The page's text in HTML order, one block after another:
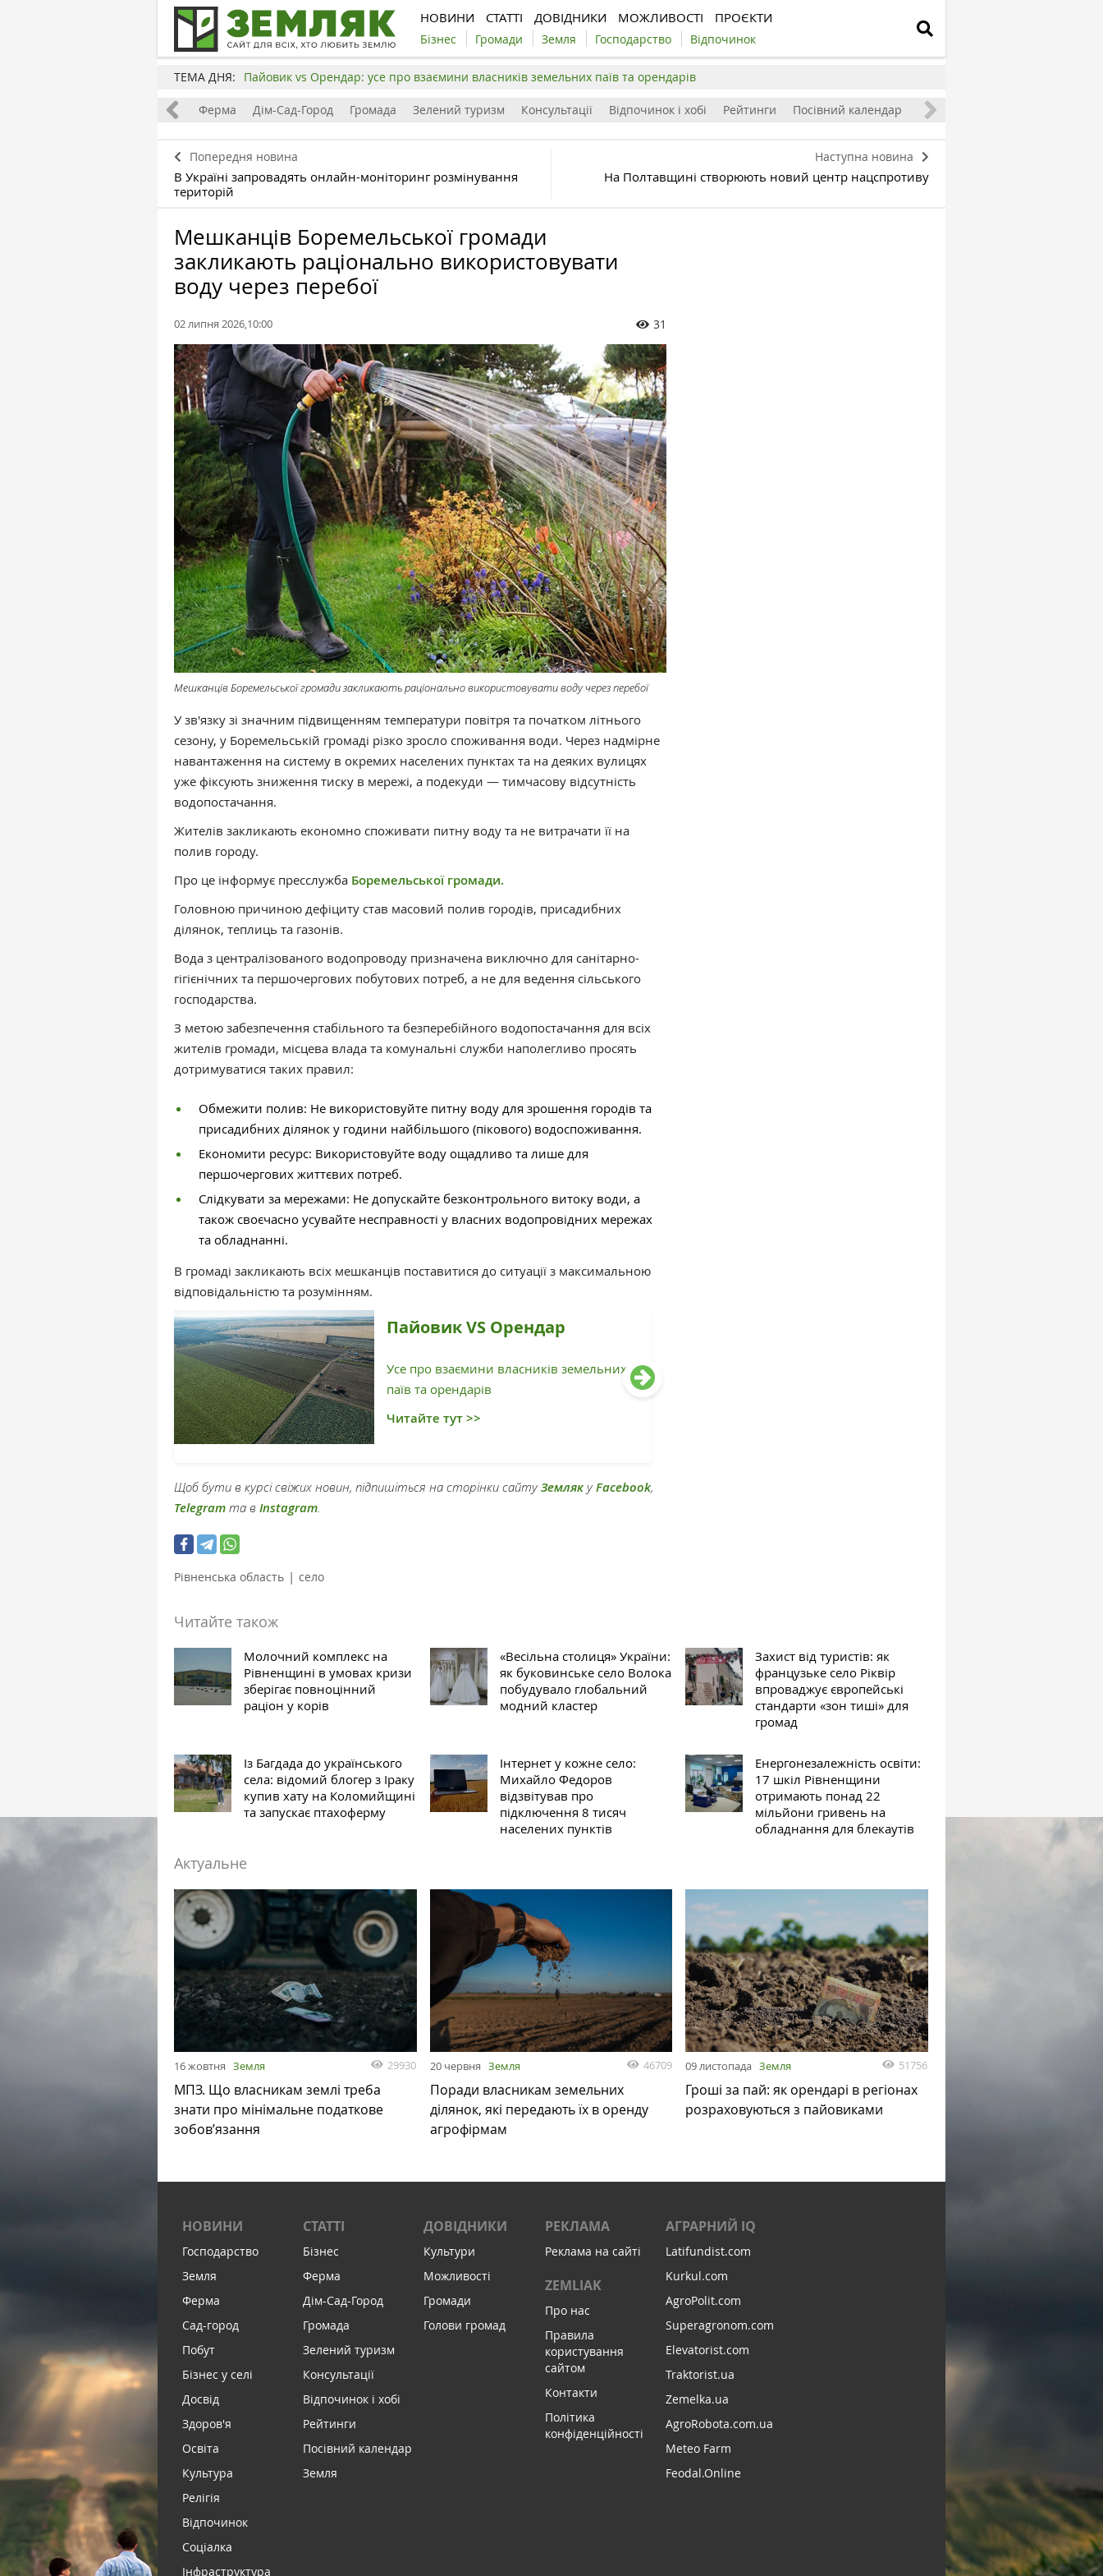
НОВИНИ СТАТТІ ДОВІДНИКИ МОЖЛИВОСТІ ПРОЄКТИ
Бізнес Громади Земля Господарство Відпочинок
ТЕМА ДНЯ: Пайовик vs Орендар: усе про взаємини власників земельних паїв та орендарів
Бізнес Ферма Дім-Сад-Город Громада Зелений туризм Консультації Відпочинок і хобі Рейтинги Посівний календар
Попередня новина
В Україні запровадять онлайн-моніторинг розмінування
територій
Наступна новина
На Полтавщині створюють новий центр нацспротиву
Мешканців Боремельської громади
закликають раціонально використовувати
воду через перебої
02 липня 2026,10:00 31
Мешканців Боремельської громади закликають раціонально використовувати воду через перебої
У зв'язку зі значним підвищенням температури повітря та початком літнього
сезону, у Боремельській громаді різко зросло споживання води. Через надмірне
навантаження на систему в окремих населених пунктах та на деяких вулицях
уже фіксують зниження тиску в мережі, а подекуди — тимчасову відсутність
водопостачання.
Жителів закликають економно споживати питну воду та не витрачати її на
полив городу.
Про це інформує пресслужба Боремельської громади.
Головною причиною дефіциту став масовий полив городів, присадибних
ділянок, теплиць та газонів.
Вода з централізованого водопроводу призначена виключно для санітарно-
гігієнічних та першочергових побутових потреб, а не для ведення сільського
господарства.
З метою забезпечення стабільного та безперебійного водопостачання для всіх
жителів громади, місцева влада та комунальні служби наполегливо просять
дотримуватися таких правил:
Обмежити полив: Не використовуйте питну воду для зрошення городів та
присадибних ділянок у години найбільшого (пікового) водоспоживання.
Економити ресурс: Використовуйте воду ощадливо та лише для
першочергових життєвих потреб.
Слідкувати за мережами: Не допускайте безконтрольного витоку води, а
також своєчасно усувайте несправності у власних водопровідних мережах
та обладнанні.
В громаді закликають всіх мешканців поставитися до ситуації з максимальною
відповідальністю та розумінням.
Пайовик VS Орендар
Усе про взаємини власників земельних
паїв та орендарів
Читайте тут >>
Щоб бути в курсі свіжих новин, підпишіться на сторінки сайтуЗемлякуFacebook,
Telegram та в Instagram.
Рівненська область | село
Читайте також
Молочний комплекс на
Рівненщині в умовах кризи
зберігає повноцінний
раціон у корів
«Весільна столиця» України:
як буковинське село Волока
побудувало глобальний
модний кластер
Захист від туристів: як
французьке село Ріквір
впроваджує європейські
стандарти «зон тиші» для
громад
Із Багдада до українського
села: відомий блогер з Іраку
купив хату на Коломийщині
та запускає птахоферму
Інтернет у кожне село:
Михайло Федоров
відзвітував про
підключення 8 тисяч
населених пунктів
Енергонезалежність освіти:
17 шкіл Рівненщини
отримають понад 22
мільйони гривень на
обладнання для блекаутів
Актуальне
16 жовтня Земля 29930
МПЗ. Що власникам землі треба
знати про мінімальне податкове
зобов’язання
20 червня Земля 46709
Поради власникам земельних
ділянок, які передають їх в оренду
агрофірмам
09 листопада Земля 51756
Гроші за пай: як орендарі в регіонах
розраховуються з пайовиками
НОВИНИ
Господарство
Земля
Ферма
Сад-город
Побут
Бізнес у селі
Досвід
Здоров'я
Освіта
Культура
Релігія
Відпочинок
Соціалка
Інфраструктура
СТАТТІ
Бізнес
Ферма
Дім-Сад-Город
Громада
Зелений туризм
Консультації
Відпочинок і хобі
Рейтинги
Посівний календар
Земля
ДОВІДНИКИ
Культури
Можливості
Громади
Голови громад
РЕКЛАМА
Реклама на сайті
ZEMLIAK
Про нас
Правила
користування
сайтом
Контакти
Політика
конфіденційності
АГРАРНИЙ IQ
Latifundist.com
Kurkul.com
AgroPolit.com
Superagronom.com
Elevatorist.com
Traktorist.ua
Zemelka.ua
AgroRobota.com.ua
Meteo Farm
Feodal.Online